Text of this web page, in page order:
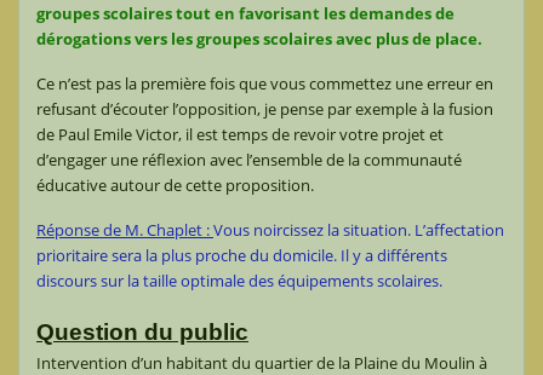
groupes scolaires tout en favorisant les demandes de
dérogations vers les groupes scolaires avec plus de place.
Ce n’est pas la première fois que vous commettez une erreur en
refusant d’écouter l’opposition, je pense par exemple à la fusion
de Paul Emile Victor, il est temps de revoir votre projet et
d’engager une réflexion avec l’ensemble de la communauté
éducative autour de cette proposition.
Réponse de M. Chaplet :Vous noircissez la situation. L’affectation
prioritaire sera la plus proche du domicile. Il y a différents
discours sur la taille optimale des équipements scolaires.
Question du public
Intervention d’un habitant du quartier de la Plaine du Moulin à